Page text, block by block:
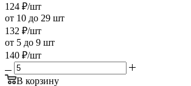
124 ₽/шт
от 10 до 29 шт
132 ₽/шт
от 5 до 9 шт
140 ₽/шт
В корзину